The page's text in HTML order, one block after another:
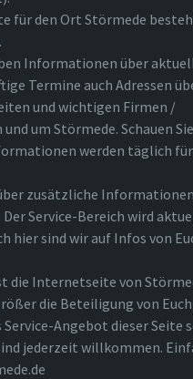
für den Ort Störmede
Informationen über
Termine auch Adressen
und wichtigen Firmen /
um Störmede. Schauen
werden täglich für
zusätzliche
Service-Bereich wird
hier sind wir auf Infos von
die Internetseite von
die Beteiligung von
Service-Angebot dieser Seite
jederzeit willkommen.